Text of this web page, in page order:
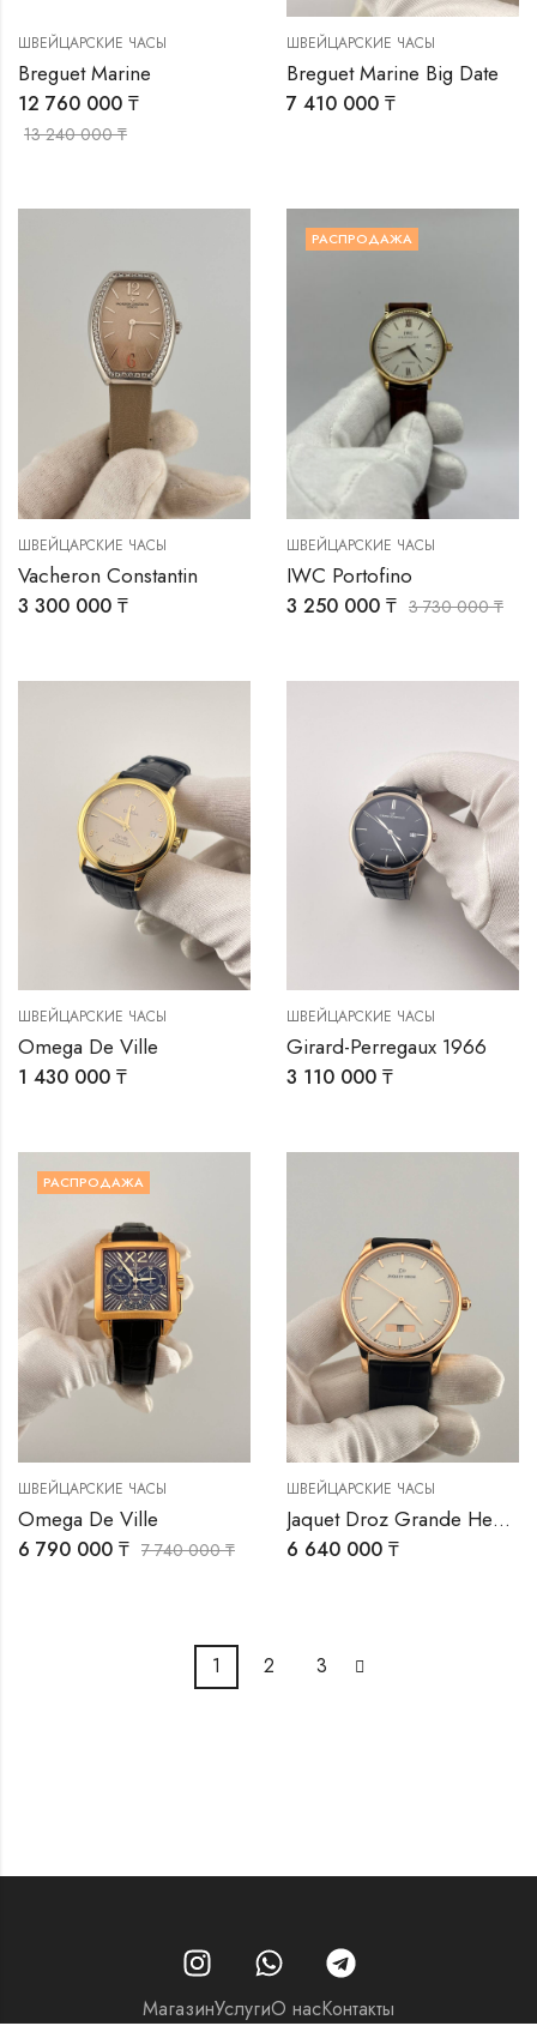
ШВЕЙЦАРСКИЕ ЧАСЫ
Breguet Marine
12 760 000 ₸
13 240 000₸
ШВЕЙЦАРСКИЕ ЧАСЫ
Breguet Marine Big Date
7 410 000 ₸
ШВЕЙЦАРСКИЕ ЧАСЫ
Vacheron Constantin
3 300 000 ₸
РАСПРОДАЖА
ШВЕЙЦАРСКИЕ ЧАСЫ
IWC Portofino
3 250 000 ₸ 3 730 000₸
ШВЕЙЦАРСКИЕ ЧАСЫ
Omega De Ville
1 430 000 ₸
ШВЕЙЦАРСКИЕ ЧАСЫ
Girard-Perregaux 1966
3 110 000 ₸
РАСПРОДАЖА
ШВЕЙЦАРСКИЕ ЧАСЫ
Omega De Ville
6 790 000 ₸ 7 740 000₸
ШВЕЙЦАРСКИЕ ЧАСЫ
Jaquet Droz Grande Heure Minute Quantieme Ivory Enamel
6 640 000 ₸
1 2 3
МагазинУслугиО насКонтакты